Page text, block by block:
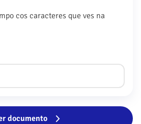
cos caracteres que ves na
documento